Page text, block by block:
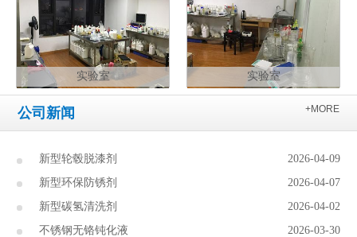
实验室 实验室
+MORE
公司新闻
2026-04-09
新型轮毂脱漆剂
2026-04-07
新型环保防锈剂
2026-04-02
新型碳氢清洗剂
2026-03-30
不锈钢无铬钝化液